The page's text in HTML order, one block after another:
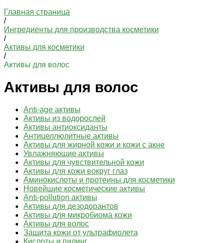
Главная страница
/
Ингредиенты для производства косметики
/
Активы для косметики
/
Активы для волос
Активы для волос
Anti-age активы
Активы из водорослей
Активы антиоксиданты
Антицеллюлитные активы
Активы для жирной кожи и кожи с акне
Увлажняющие активы
Активы для чувствительной кожи
Активы для кожи вокруг глаз
Аминокислоты и протеины для косметики
Новейшие косметические активы
Anti-pollution активы
Активы для дезодорантов
Активы для микробиома кожи
Активы для волос
Защита кожи от ультрафиолета